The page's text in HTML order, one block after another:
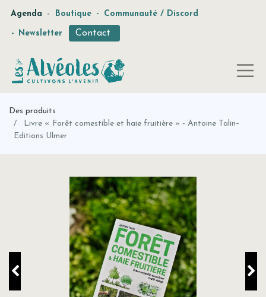
Agenda - Boutique - Communauté / Discord
- Newsletter Contact
Des produits
Livre « Forêt comestible et haie fruitière » - Antoine Talin–
Editions Ulmer